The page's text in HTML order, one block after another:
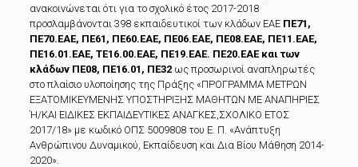
ανακοινώνεται ότι για το σχολικό έτος 2017-2018
προσλαμβάνονται 398 εκπαιδευτικοί των κλάδων ΕΑΕΠΕ71,
ΠΕ70.ΕΑΕ, ΠΕ61, ΠΕ60.ΕΑΕ, ΠΕ06.ΕΑΕ, ΠΕ08.ΕΑΕ, ΠΕ11.ΕΑΕ,
ΠΕ16.01.ΕΑΕ, ΤΕ16.00.ΕΑΕ, ΠΕ19.ΕΑΕ. ΠΕ20.ΕΑΕ και των
κλάδων ΠΕ08, ΠΕ16.01, ΠΕ32ως προσωρινοί αναπληρωτές
στο πλαίσιο υλοποίησης της Πράξης «ΠΡΟΓΡΑΜΜΑ ΜΕΤΡΩΝ
ΕΞΑΤΟΜΙΚΕΥΜΕΝΗΣ ΥΠΟΣΤΗΡΙΞΗΣ ΜΑΘΗΤΩΝ ΜΕ ΑΝΑΠΗΡΙΕΣ
Ή/ΚΑΙ ΕΙΔΙΚΕΣ ΕΚΠΑΙΔΕΥΤΙΚΕΣ ΑΝΑΓΚΕΣ,ΣΧΟΛΙΚΟ ΕΤΟΣ
2017/18» με κωδικό ΟΠΣ 5009808 του Ε. Π. «Ανάπτυξη
Ανθρώπινου Δυναμικού, Εκπαίδευση και Δια Βίου Μάθηση 2014-
2020».